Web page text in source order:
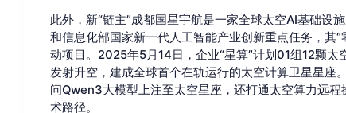
此外，新“链主”成都国星宇航是一家全球太空AI基础设
和信息化部国家新一代人工智能产业创新重点任务，其
动项目。 2025年5月14日，企业“星算”计划01组12颗
发射升空，建成全球首个在轨运行的太空计算卫星星座
问Qwen3大模型上注至太空星座，还打通太空算力远
术路径。